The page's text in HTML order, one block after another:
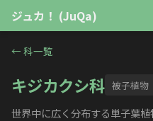
ジュカ！ (JuQa)
← 科一覧
キジカクシ科 被子植物
世界中に広く分布する単子葉